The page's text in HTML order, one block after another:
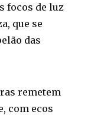
focos de luz
que se
das
remetem
com ecos